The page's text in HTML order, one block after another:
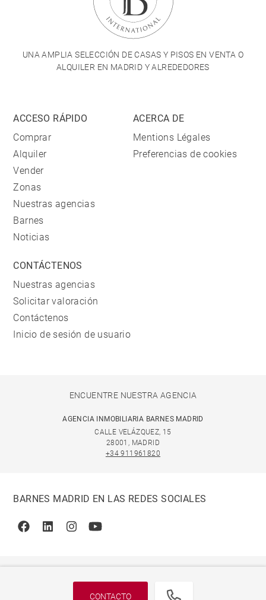
CONTACTO
UNA AMPLIA SELECCIÓN DE CASAS Y PISOS EN VENTA O
ALQUILER EN MADRID Y ALREDEDORES
ACCESO RÁPIDO
Comprar
Alquiler
Vender
Zonas
Nuestras agencias
Barnes
Noticias
ACERCA DE
Mentions Légales
Preferencias de cookies
CONTÁCTENOS
Nuestras agencias
Solicitar valoración
Contáctenos
Inicio de sesión de usuario
ENCUENTRE NUESTRA AGENCIA
AGENCIA INMOBILIARIA BARNES MADRID
CALLE VELÁZQUEZ, 15
28001, MADRID
+34 911961820
BARNES MADRID EN LAS REDES SOCIALES
FacebookLinkedinInstagramYoutube